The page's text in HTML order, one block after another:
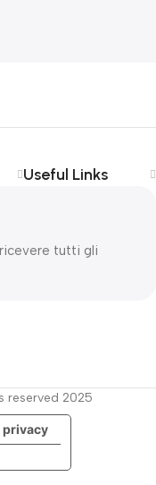
Useful Links
tutti gli
reserved 2025
privacy